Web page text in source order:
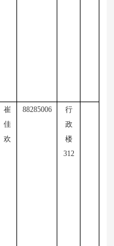
崔
佳
欢
88285006
行
政
楼
312